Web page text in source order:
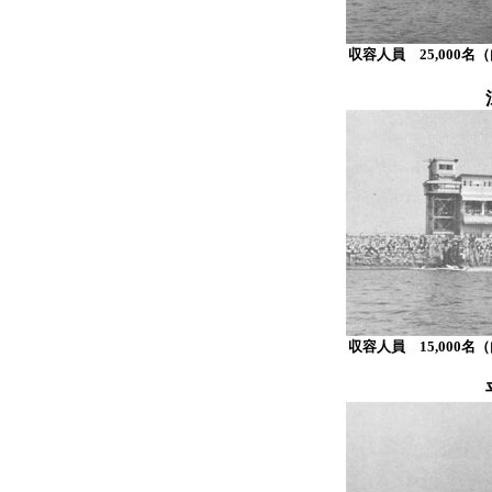
収容人員 25,000名
収容人員 15,000名